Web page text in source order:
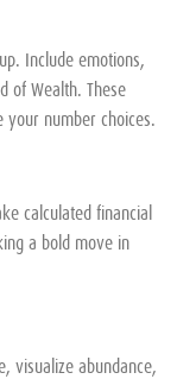
Include emotions,
of Wealth. These
your number choices.
calculated financial
a bold move in
visualize abundance,